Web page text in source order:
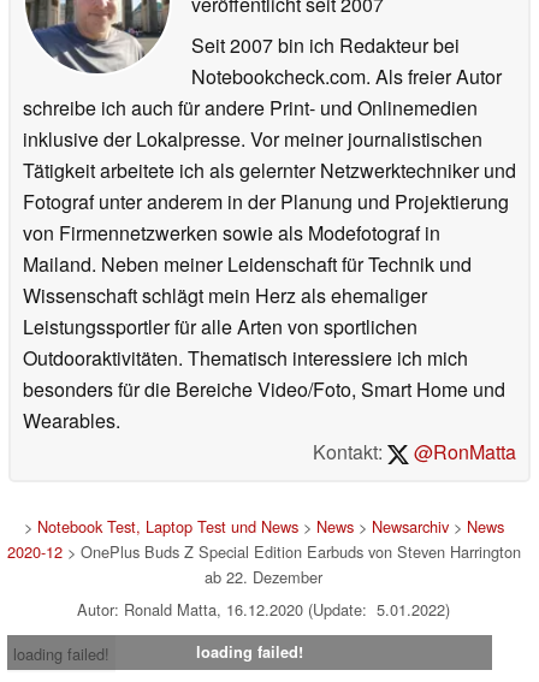
Seit 2007 bin ich Redakteur bei
Notebookcheck.com. Als freier Autor
schreibe ich auch für andere Print- und Onlinemedien
inklusive der Lokalpresse. Vor meiner journalistischen
Tätigkeit arbeitete ich als gelernter Netzwerktechniker und
Fotograf unter anderem in der Planung und Projektierung
von Firmennetzwerken sowie als Modefotograf in
Mailand. Neben meiner Leidenschaft für Technik und
Wissenschaft schlägt mein Herz als ehemaliger
Leistungssportler für alle Arten von sportlichen
Outdooraktivitäten. Thematisch interessiere ich mich
besonders für die Bereiche Video/Foto, Smart Home und
Wearables.
Kontakt:
@RonMatta
> Notebook Test, Laptop Test und News> News> Newsarchiv> News
2020-12> OnePlus Buds Z Special Edition Earbuds von Steven Harrington
ab 22. Dezember
Autor: Ronald Matta, 16.12.2020 (Update: 5.01.2022)
loading failed!
loading failed!